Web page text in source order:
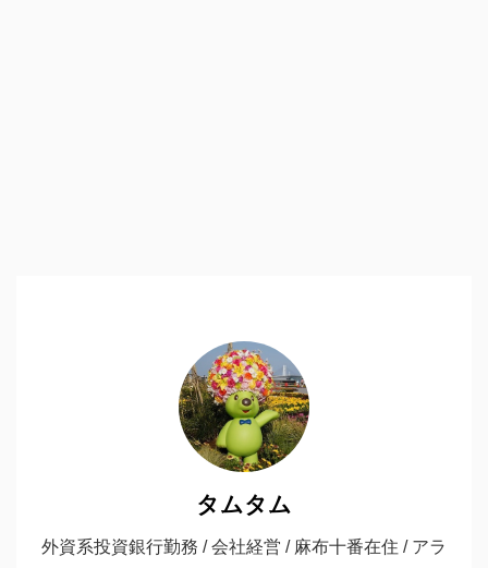
タムタム
外資系投資銀行勤務 / 会社経営 / 麻布十番在住 / アラ